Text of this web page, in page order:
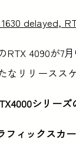
delayed,
RTX 4090が7
なリリースス
シリー
フィックスカ